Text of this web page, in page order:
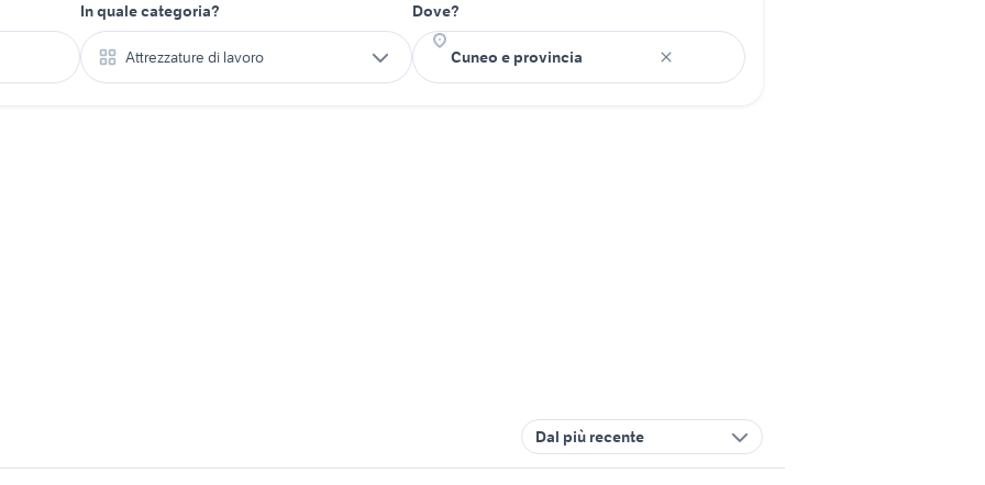
In quale categoria?
Attrezzature di lavoro
Dove?
Dal più recente